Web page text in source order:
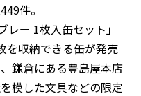
件。
ー 1枚入缶セット」
を収納できる缶が発売
鎌倉にある豊島屋本店
模した文具などの限定